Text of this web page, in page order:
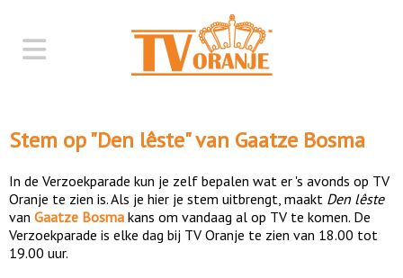
Stem op "Den lêste" van Gaatze Bosma
In de Verzoekparade kun je zelf bepalen wat er 's avonds op TV
Oranje te zien is. Als je hier je stem uitbrengt, maakt Den lêste
van Gaatze Bosma kans om vandaag al op TV te komen. De
Verzoekparade is elke dag bij TV Oranje te zien van 18.00 tot
19.00 uur.